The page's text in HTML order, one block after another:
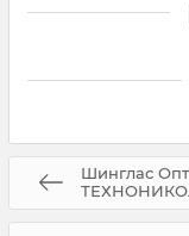
Шинглас